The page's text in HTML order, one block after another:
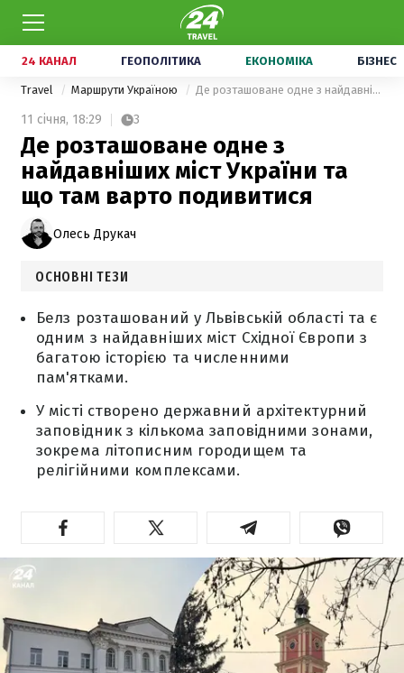
24 КАНАЛ ГЕОПОЛІТИКА ЕКОНОМІКА БІЗНЕС
Travel Маршрути Україною Де розташоване одне з найдавніших міст України та що там варто подивитися
11 січня, 18:29 3
Де розташоване одне з
найдавніших міст України та
що там варто подивитися
Олесь Друкач
ОСНОВНІ ТЕЗИ
Белз розташований у Львівській області та є
одним з найдавніших міст Східної Європи з
багатою історією та численними
пам'ятками.
У місті створено державний архітектурний
заповідник з кількома заповідними зонами,
зокрема літописним городищем та
релігійними комплексами.